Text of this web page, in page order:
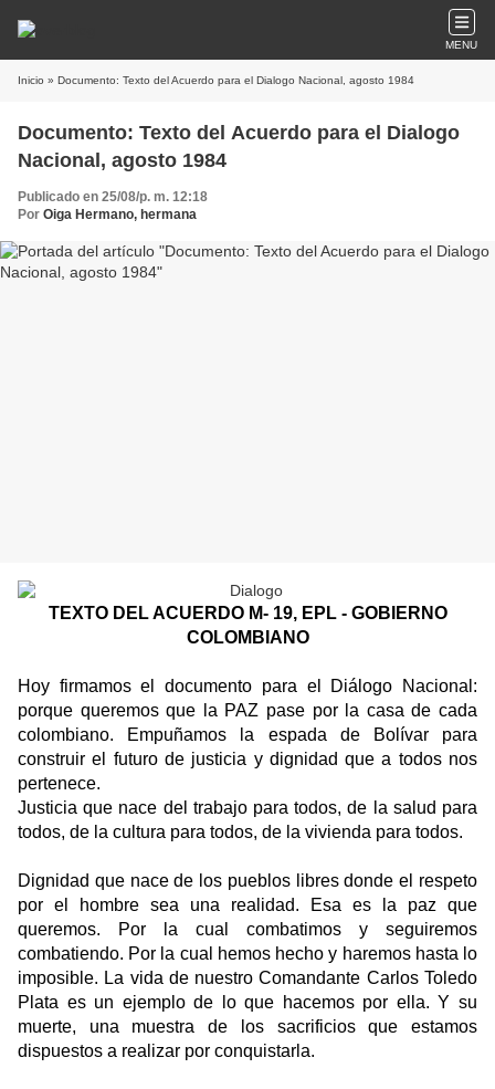
MENU
Inicio » Documento: Texto del Acuerdo para el Dialogo Nacional, agosto 1984
Documento: Texto del Acuerdo para el Dialogo
Nacional, agosto 1984
Publicado en 25/08/p. m. 12:18
Por Oiga Hermano, hermana
TEXTO DEL ACUERDO M- 19, EPL - GOBIERNO
COLOMBIANO
Hoy firmamos el documento para el Diálogo Nacional:
porque queremos que la PAZ pase por la casa de cada
colombiano. Empuñamos la espada de Bolívar para
construir el futuro de justicia y dignidad que a todos nos
pertenece.
Justicia que nace del trabajo para todos, de la salud para
todos, de la cultura para todos, de la vivienda para todos.
Dignidad que nace de los pueblos libres donde el respeto
por el hombre sea una realidad. Esa es la paz que
queremos. Por la cual combatimos y seguiremos
combatiendo. Por la cual hemos hecho y haremos hasta lo
imposible. La vida de nuestro Comandante Carlos Toledo
Plata es un ejemplo de lo que hacemos por ella. Y su
muerte, una muestra de los sacrificios que estamos
dispuestos a realizar por conquistarla.